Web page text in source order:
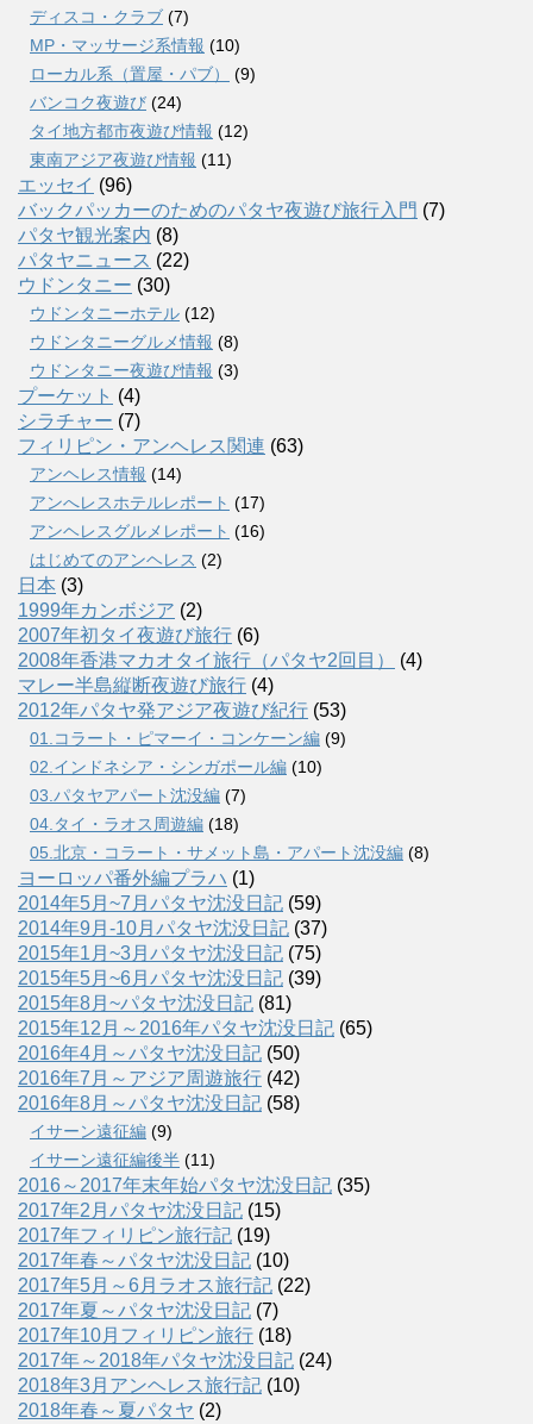
ディスコ・クラブ (7)
MP・マッサージ系情報 (10)
ローカル系（置屋・パブ）
(9)
バンコク夜遊び (24)
タイ地方都市夜遊び情報 (12)
東南アジア夜遊び情報 (11)
エッセイ (96)
バックパッカーのためのパタヤ夜遊び旅行入門 (7)
パタヤ観光案内 (8)
パタヤニュース (22)
ウドンタニー (30)
ウドンタニーホテル (12)
ウドンタニーグルメ情報 (8)
ウドンタニー夜遊び情報 (3)
プーケット (4)
シラチャー (7)
フィリピン・アンヘレス関連 (63)
アンヘレス情報 (14)
アンへレスホテルレポート (17)
アンヘレスグルメレポート (16)
はじめてのアンヘレス (2)
日本 (3)
1999年カンボジア (2)
2007年初タイ夜遊び旅行 (6)
2008年香港マカオタイ旅行（パタヤ2回目）
(4)
マレー半島縦断夜遊び旅行 (4)
2012年パタヤ発アジア夜遊び紀行 (53)
01.コラート・ピマーイ・コンケーン編 (9)
02.インドネシア・シンガポール編 (10)
03.パタヤアパート沈没編 (7)
04.タイ・ラオス周遊編 (18)
05.北京・コラート・サメット島・アパート沈没編 (8)
ヨーロッパ番外編プラハ (1)
2014年5月~7月パタヤ沈没日記 (59)
2014年9月-10月パタヤ沈没日記 (37)
2015年1月~3月パタヤ沈没日記 (75)
2015年5月~6月パタヤ沈没日記 (39)
2015年8月~パタヤ沈没日記 (81)
2015年12月～2016年パタヤ沈没日記 (65)
2016年4月～パタヤ沈没日記 (50)
2016年7月～アジア周遊旅行 (42)
2016年8月～パタヤ沈没日記 (58)
イサーン遠征編 (9)
イサーン遠征編後半 (11)
2016～2017年末年始パタヤ沈没日記 (35)
2017年2月パタヤ沈没日記 (15)
2017年フィリピン旅行記 (19)
2017年春～パタヤ沈没日記 (10)
2017年5月～6月ラオス旅行記 (22)
2017年夏～パタヤ沈没日記 (7)
2017年10月フィリピン旅行 (18)
2017年～2018年パタヤ沈没日記 (24)
2018年3月アンヘレス旅行記 (10)
2018年春～夏パタヤ (2)